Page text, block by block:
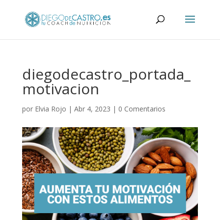
diegodecastro_portada_
motivacion
por Elvia Rojo | Abr 4, 2023 | 0 Comentarios